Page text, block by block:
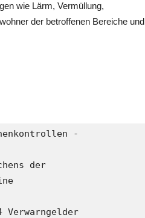
wie Lärm, Vermüllung,
der betroffenen Bereiche und
der